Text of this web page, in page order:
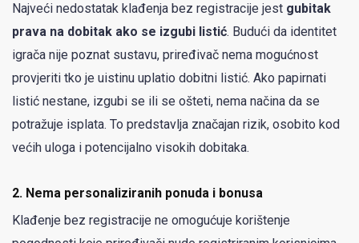
Najveći nedostatak klađenja bez registracije jest gubitak
prava na dobitak ako se izgubi listić. Budući da identitet
igrača nije poznat sustavu, priređivač nema mogućnost
provjeriti tko je uistinu uplatio dobitni listić. Ako papirnati
listić nestane, izgubi se ili se ošteti, nema načina da se
potražuje isplata. To predstavlja značajan rizik, osobito kod
većih uloga i potencijalno visokih dobitaka.
2. Nema personaliziranih ponuda i bonusa
Klađenje bez registracije ne omogućuje korištenje